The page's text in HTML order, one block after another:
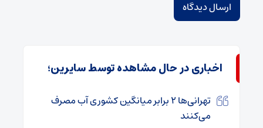
اخباری در حال مشاهده توسط سایرین؛
تهرانی‌ها ۲ برابر میانگین کشوری آب مصرف
می‌کنند